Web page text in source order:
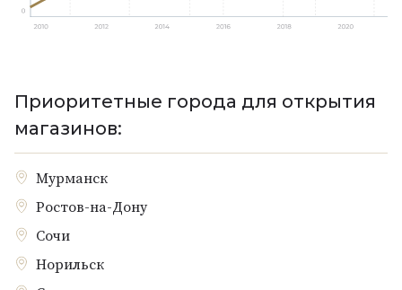
Приоритетные города для открытия
магазинов:
Мурманск
Ростов-на-Дону
Сочи
Норильск